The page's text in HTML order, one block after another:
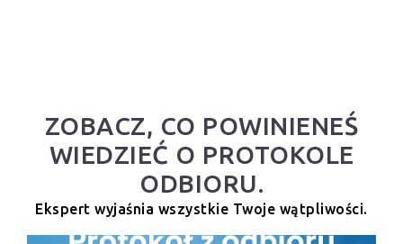
ZOBACZ, CO POWINIENEŚ
WIEDZIEĆ O PROTOKOLE
ODBIORU.
Ekspert wyjaśnia wszystkie Twoje wątpliwości.